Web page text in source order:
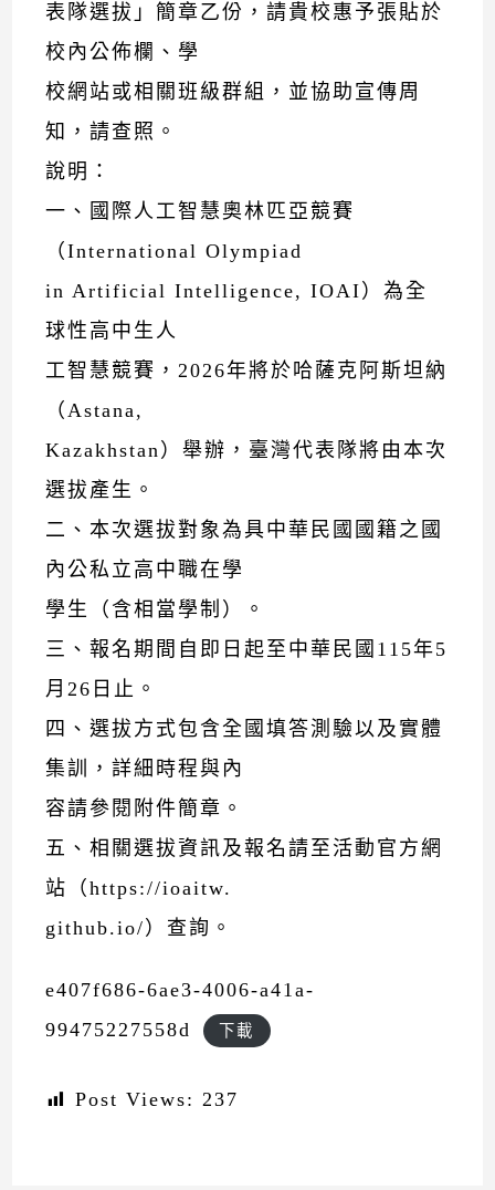
表隊選拔」簡章乙份，請貴校惠予張貼於
校內公佈欄、學
校網站或相關班級群組，並協助宣傳周
知，請查照。
說明：
一、國際人工智慧奧林匹亞競賽
（International Olympiad
in Artificial Intelligence, IOAI）為全
球性高中生人
工智慧競賽，2026年將於哈薩克阿斯坦納
（Astana,
Kazakhstan）舉辦，臺灣代表隊將由本次
選拔產生。
二、本次選拔對象為具中華民國國籍之國
內公私立高中職在學
學生（含相當學制）。
三、報名期間自即日起至中華民國115年5
月26日止。
四、選拔方式包含全國填答測驗以及實體
集訓，詳細時程與內
容請參閱附件簡章。
五、相關選拔資訊及報名請至活動官方網
站（https://ioaitw.
github.io/）查詢。
e407f686-6ae3-4006-a41a-
99475227558d
下載
Post Views: 237